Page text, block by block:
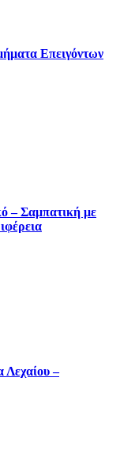
Επειγόντων
– Σαμπατική με
–